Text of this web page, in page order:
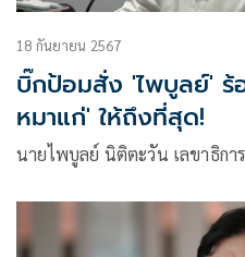
18 กันยายน 2567
บิ๊กป้อมสั่ง 'ไพบูลย์' ร้
หมาแก่' ให้ถึงที่สุด!
นายไพบูลย์ นิติตะวัน เลขาธิก